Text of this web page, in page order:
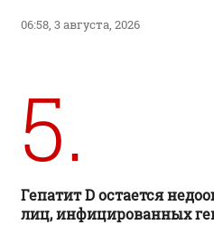
06:58, 3 августа, 2026
5.
Гепатит D остается
лиц, инфицированных